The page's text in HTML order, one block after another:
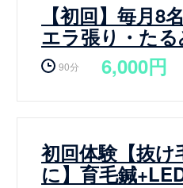
【初回】毎月8
エラ張り・た
90分 6,000円
初回体験【抜
に】育毛鍼